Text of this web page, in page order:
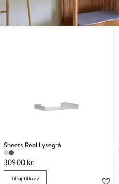
Sheets Reol Lysegrå
309,00 kr.
Tilføj til kurv